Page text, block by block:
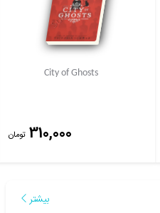
City of Ghosts
310,000 تومان
بیشتر